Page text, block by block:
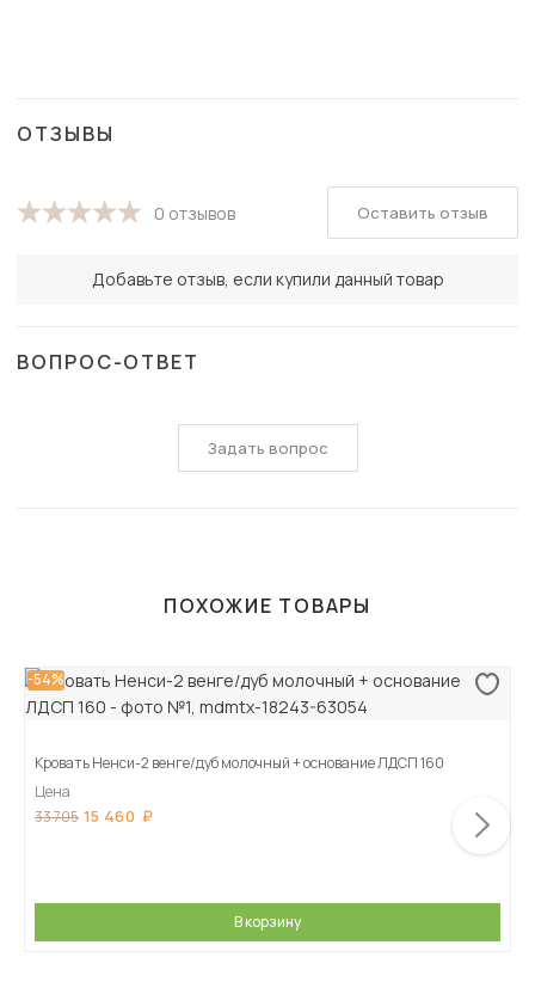
ОТЗЫВЫ
0 отзывов
Добавьте отзыв, если купили данный товар
Оставить отзыв
ВОПРОС-ОТВЕТ
Задать вопрос
ПОХОЖИЕ ТОВАРЫ
-54%
Кровать Ненси-2 венге/дуб молочный + основание ЛДСП 160
Цена
33 705 15 460
В корзину